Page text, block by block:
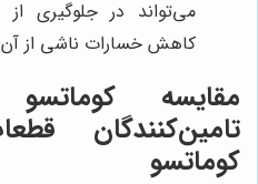
می‌تواند در جلوگیری
کاهش خسارات ناشی از آن
مقایسه
تامین‌کنندگان
کوماتسو